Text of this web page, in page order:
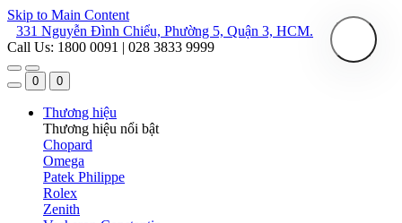
Skip to Main Content
331 Nguyễn Đình Chiểu, Phường 5, Quận 3, HCM.
Call Us: 1800 0091 | 028 3833 9999
0 0
Thương hiệu
Thương hiệu nổi bật
Chopard
Omega
Patek Philippe
Rolex
Zenith